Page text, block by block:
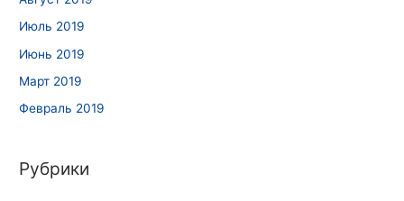
Июль 2019
Июнь 2019
Март 2019
Февраль 2019
Рубрики